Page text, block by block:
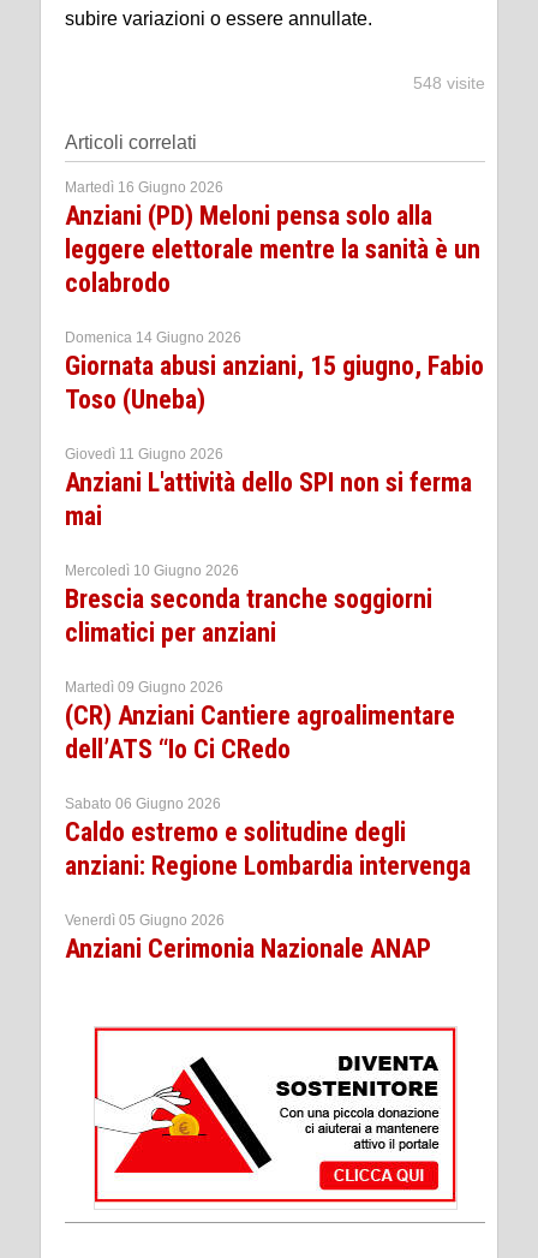
subire variazioni o essere annullate.
548 visite
Articoli correlati
Martedì 16 Giugno 2026
Anziani (PD) Meloni pensa solo alla
leggere elettorale mentre la sanità è un
colabrodo
Domenica 14 Giugno 2026
Giornata abusi anziani, 15 giugno, Fabio
Toso (Uneba)
Giovedì 11 Giugno 2026
Anziani L'attività dello SPI non si ferma
mai
Mercoledì 10 Giugno 2026
Brescia seconda tranche soggiorni
climatici per anziani
Martedì 09 Giugno 2026
(CR) Anziani Cantiere agroalimentare
dell’ATS “Io Ci CRedo
Sabato 06 Giugno 2026
Caldo estremo e solitudine degli
anziani: Regione Lombardia intervenga
Venerdì 05 Giugno 2026
Anziani Cerimonia Nazionale ANAP